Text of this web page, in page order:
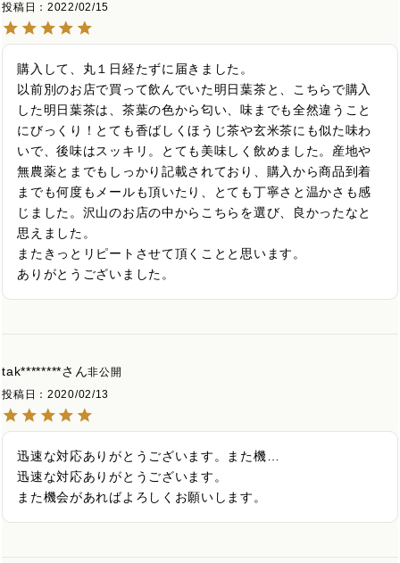
投稿日
2022/02/15
購入して、丸１日経たずに届きました。
以前別のお店で買って飲んでいた明日葉茶と、こちらで購入
した明日葉茶は、茶葉の色から匂い、味までも全然違うこと
にびっくり！とても香ばしくほうじ茶や玄米茶にも似た味わ
いで、後味はスッキリ。とても美味しく飲めました。産地や
無農薬とまでもしっかり記載されており、購入から商品到着
までも何度もメールも頂いたり、とても丁寧さと温かさも感
じました。沢山のお店の中からこちらを選び、良かったなと
思えました。
またきっとリピートさせて頂くことと思います。
ありがとうございました。
tak********
非公開
投稿日
2020/02/13
迅速な対応ありがとうございます。また機…
迅速な対応ありがとうございます。
また機会があればよろしくお願いします。